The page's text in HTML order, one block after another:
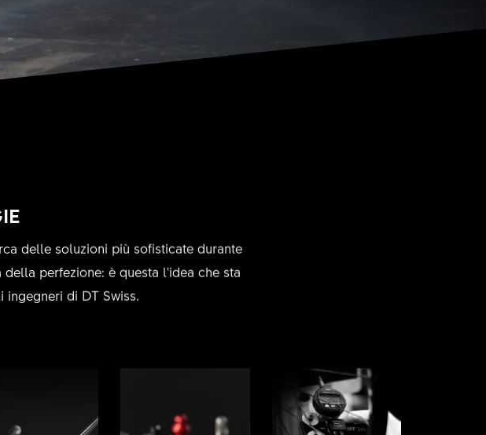
delle soluzioni più sofisticate durante
perfezione: è questa l'idea che sta
di DT Swiss.